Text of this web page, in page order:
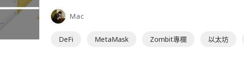
Mac
DeFi MetaMask Zombit專欄 以太坊